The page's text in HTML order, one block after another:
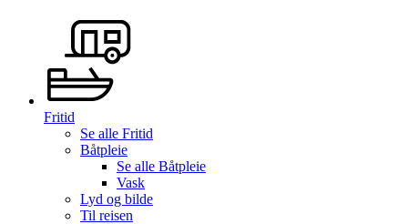
Fritid
Se alle Fritid
Båtpleie
Se alle Båtpleie
Vask
Lyd og bilde
Til reisen